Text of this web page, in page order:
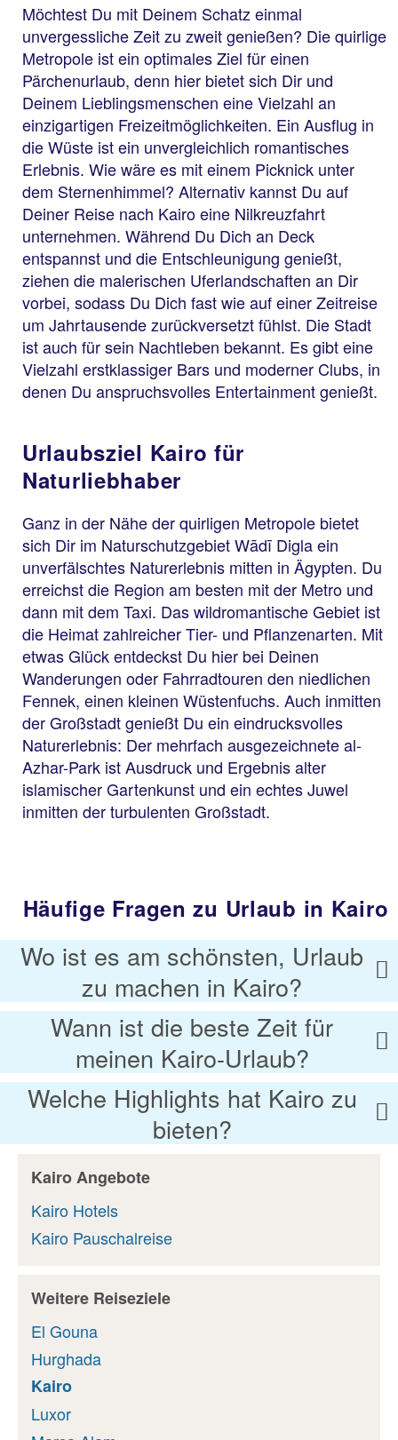
Möchtest Du mit Deinem Schatz einmal
unvergessliche Zeit zu zweit genießen? Die quirlige
Metropole ist ein optimales Ziel für einen
Pärchenurlaub, denn hier bietet sich Dir und
Deinem Lieblingsmenschen eine Vielzahl an
einzigartigen Freizeitmöglichkeiten. Ein Ausflug in
die Wüste ist ein unvergleichlich romantisches
Erlebnis. Wie wäre es mit einem Picknick unter
dem Sternenhimmel? Alternativ kannst Du auf
Deiner Reise nach Kairo eine Nilkreuzfahrt
unternehmen. Während Du Dich an Deck
entspannst und die Entschleunigung genießt,
ziehen die malerischen Uferlandschaften an Dir
vorbei, sodass Du Dich fast wie auf einer Zeitreise
um Jahrtausende zurückversetzt fühlst. Die Stadt
ist auch für sein Nachtleben bekannt. Es gibt eine
Vielzahl erstklassiger Bars und moderner Clubs, in
denen Du anspruchsvolles Entertainment genießt.
Urlaubsziel Kairo für
Naturliebhaber
Ganz in der Nähe der quirligen Metropole bietet
sich Dir im Naturschutzgebiet Wādī Digla ein
unverfälschtes Naturerlebnis mitten in Ägypten. Du
erreichst die Region am besten mit der Metro und
dann mit dem Taxi. Das wildromantische Gebiet ist
die Heimat zahlreicher Tier- und Pflanzenarten. Mit
etwas Glück entdeckst Du hier bei Deinen
Wanderungen oder Fahrradtouren den niedlichen
Fennek, einen kleinen Wüstenfuchs. Auch inmitten
der Großstadt genießt Du ein eindrucksvolles
Naturerlebnis: Der mehrfach ausgezeichnete al-
Azhar-Park ist Ausdruck und Ergebnis alter
islamischer Gartenkunst und ein echtes Juwel
inmitten der turbulenten Großstadt.
Häufige Fragen zu Urlaub in Kairo
Wo ist es am schönsten, Urlaub
zu machen in Kairo?
Wann ist die beste Zeit für
meinen Kairo-Urlaub?
Welche Highlights hat Kairo zu
bieten?
Kairo Angebote
Kairo Hotels
Kairo Pauschalreise
Weitere Reiseziele
El Gouna
Hurghada
Kairo
Luxor